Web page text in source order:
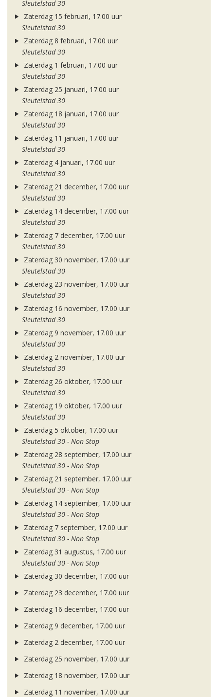
Sleutelstad 30
Zaterdag 15 februari, 17.00 uur
Sleutelstad 30
Zaterdag 8 februari, 17.00 uur
Sleutelstad 30
Zaterdag 1 februari, 17.00 uur
Sleutelstad 30
Zaterdag 25 januari, 17.00 uur
Sleutelstad 30
Zaterdag 18 januari, 17.00 uur
Sleutelstad 30
Zaterdag 11 januari, 17.00 uur
Sleutelstad 30
Zaterdag 4 januari, 17.00 uur
Sleutelstad 30
Zaterdag 21 december, 17.00 uur
Sleutelstad 30
Zaterdag 14 december, 17.00 uur
Sleutelstad 30
Zaterdag 7 december, 17.00 uur
Sleutelstad 30
Zaterdag 30 november, 17.00 uur
Sleutelstad 30
Zaterdag 23 november, 17.00 uur
Sleutelstad 30
Zaterdag 16 november, 17.00 uur
Sleutelstad 30
Zaterdag 9 november, 17.00 uur
Sleutelstad 30
Zaterdag 2 november, 17.00 uur
Sleutelstad 30
Zaterdag 26 oktober, 17.00 uur
Sleutelstad 30
Zaterdag 19 oktober, 17.00 uur
Sleutelstad 30
Zaterdag 5 oktober, 17.00 uur
Sleutelstad 30 - Non Stop
Zaterdag 28 september, 17.00 uur
Sleutelstad 30 - Non Stop
Zaterdag 21 september, 17.00 uur
Sleutelstad 30 - Non Stop
Zaterdag 14 september, 17.00 uur
Sleutelstad 30 - Non Stop
Zaterdag 7 september, 17.00 uur
Sleutelstad 30 - Non Stop
Zaterdag 31 augustus, 17.00 uur
Sleutelstad 30 - Non Stop
Zaterdag 30 december, 17.00 uur
Zaterdag 23 december, 17.00 uur
Zaterdag 16 december, 17.00 uur
Zaterdag 9 december, 17.00 uur
Zaterdag 2 december, 17.00 uur
Zaterdag 25 november, 17.00 uur
Zaterdag 18 november, 17.00 uur
Zaterdag 11 november, 17.00 uur